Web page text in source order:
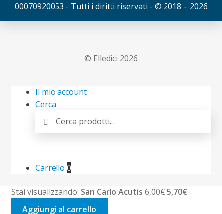
00070920053 - Tutti i diritti riservati - © 2018 – 2026
© Elledici 2026
Il mio account
Cerca
Carrello 0
Stai visualizzando: San Carlo Acutis 6,00€Il
5,70€Il
Aggiungi al carrello